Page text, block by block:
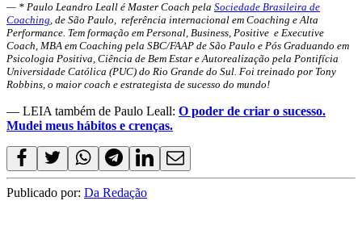
— * Paulo Leandro Leall é Master Coach pela Sociedade Brasileira de
Coaching, de São Paulo, referência internacional em Coaching e Alta
Performance. Tem formação em Personal, Business, Positive e Executive
Coach, MBA em Coaching pela SBC/FAAP de São Paulo e Pós Graduando em
Psicologia Positiva, Ciência de Bem Estar e Autorealização pela Pontifícia
Universidade Católica (PUC) do Rio Grande do Sul. Foi treinado por Tony
Robbins, o maior coach e estrategista de sucesso do mundo!
— LEIA também de Paulo Leall: O poder de criar o sucesso.
Mudei meus hábitos e crenças.
Publicado por: Da Redação